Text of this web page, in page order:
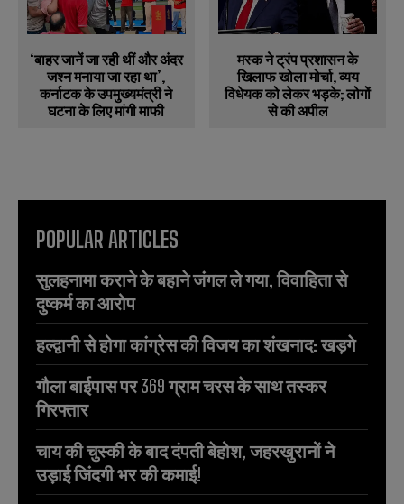
‘बाहर जानें जा रही थीं और अंदर
जश्न मनाया जा रहा था’,
कर्नाटक के उपमुख्यमंत्री ने
घटना के लिए मांगी माफी
मस्क ने ट्रंप प्रशासन के
खिलाफ खोला मोर्चा, व्यय
विधेयक को लेकर भड़के; लोगों
से की अपील
POPULAR ARTICLES
सुलहनामा कराने के बहाने जंगल ले गया, विवाहिता से
दुष्कर्म का आरोप
हल्द्वानी से होगा कांग्रेस की विजय का शंखनाद: खड़गे
गौला बाईपास पर 369 ग्राम चरस के साथ तस्कर
गिरफ्तार
चाय की चुस्की के बाद दंपती बेहोश, जहरखुरानों ने
उड़ाई जिंदगी भर की कमाई!